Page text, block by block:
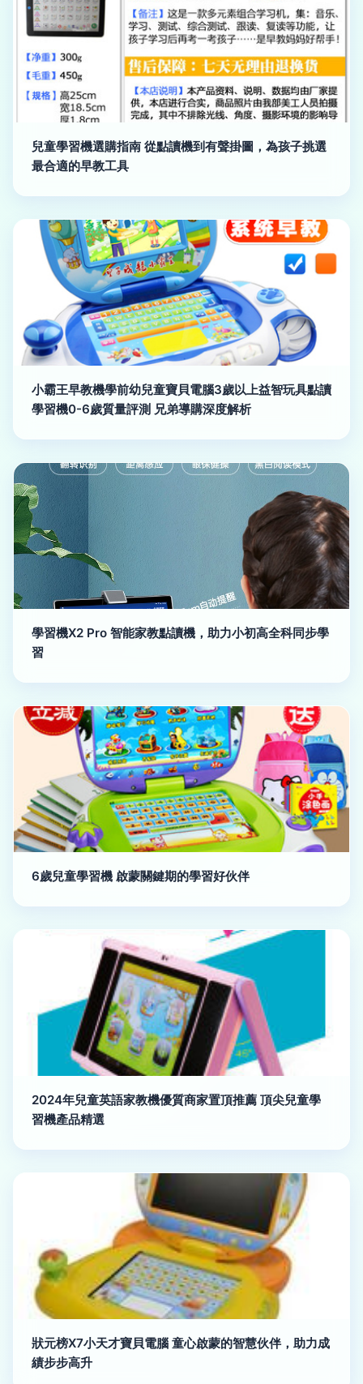
兒童學習機選購指南 從點讀機到有聲掛圖，為孩子挑選
最合適的早教工具
小霸王早教機學前幼兒童寶貝電腦3歲以上益智玩具點讀
學習機0-6歲質量評測 兄弟導購深度解析
學習機X2 Pro 智能家教點讀機，助力小初高全科同步學
習
6歲兒童學習機 啟蒙關鍵期的學習好伙伴
2024年兒童英語家教機優質商家置頂推薦 頂尖兒童學
習機產品精選
狀元榜X7小天才寶貝電腦 童心啟蒙的智慧伙伴，助力成
績步步高升